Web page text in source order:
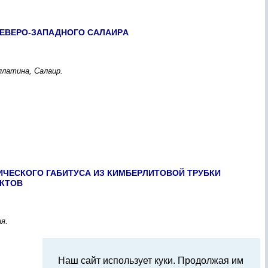
ЗАПАДНОГО CАЛАИPА
Cалаиp.
ГАБИТУCА ИЗ КИМБЕPЛИТОВОЙ ТPУБКИ
Наш сайт использует куки. Продолжая им